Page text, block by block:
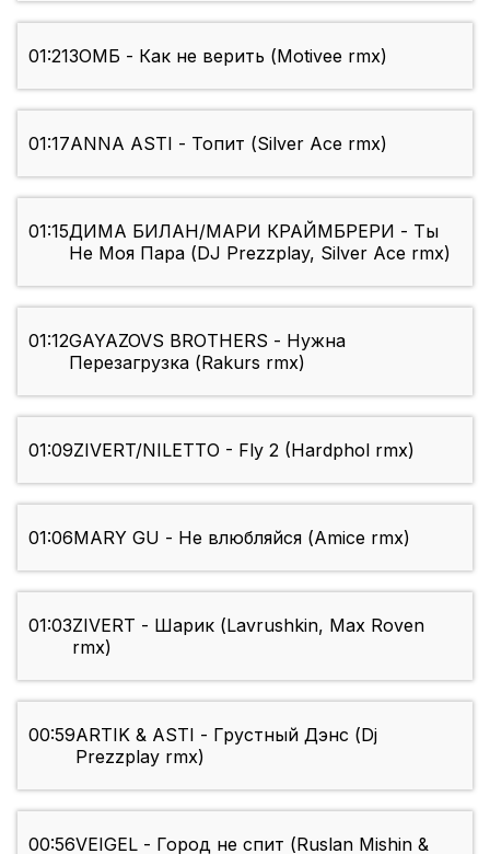
01:21ЗОМБ - Как не верить (Motivee rmx)
01:17ANNA ASTI - Топит (Silver Ace rmx)
01:15ДИМА БИЛАН/МАРИ КРАЙМБРЕРИ - Ты
Не Моя Пара (DJ Prezzplay, Silver Ace rmx)
01:12GAYAZOVS BROTHERS - Нужна
Перезагрузка (Rakurs rmx)
01:09ZIVERT/NILETTO - Fly 2 (Hardphol rmx)
01:06MARY GU - Не влюбляйся (Amice rmx)
01:03ZIVERT - Шарик (Lavrushkin, Max Roven
rmx)
00:59ARTIK & ASTI - Грустный Дэнс (Dj
Prezzplay rmx)
00:56VEIGEL - Город не спит (Ruslan Mishin &